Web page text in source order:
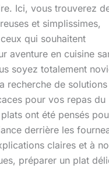
Ici, vous trouverez
et simplissimes,
qui souhaitent
aventure en cuisine
soyez totalement
recherche de solutions
pour vos repas du
ont été pensés
derrière les
claires et à
préparer un plat